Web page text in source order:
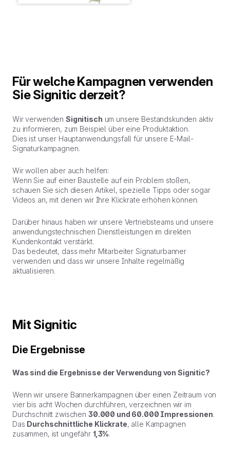
Für welche Kampagnen verwenden
Sie Signitic derzeit?
Wir verwendenSignitisch um unsere Bestandskunden aktiv
zu informieren, zum Beispiel über eine Produktaktion.
Dies ist unser Hauptanwendungsfall für unsere E-Mail-
Signaturkampagnen.
Wir wollen aber auch helfen:
Wenn Sie auf einer Baustelle auf ein Problem stoßen,
schauen Sie sich diesen Artikel, spezielle Tipps oder sogar
Videos an, mit denen wir Ihre Klickrate erhöhen können.
Darüber hinaus haben wir unsere Vertriebsteams und unsere
anwendungstechnischen Dienstleistungen im direkten
Kundenkontakt verstärkt.
Das bedeutet, dass mehr Mitarbeiter Signaturbanner
verwenden und dass wir unsere Inhalte regelmäßig
aktualisieren.
Mit Signitic
Die Ergebnisse
Was sind die Ergebnisse der Verwendung von Signitic?
Wenn wir unsere Bannerkampagnen über einen Zeitraum von
vier bis acht Wochen durchführen, verzeichnen wir im
Durchschnitt zwischen 30.000 und 60.000 Impressionen.
Das Durchschnittliche Klickrate, alle Kampagnen
zusammen, ist ungefähr 1,3%.